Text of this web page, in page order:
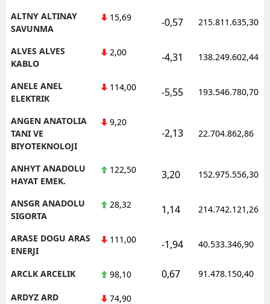
Yalova
Osmaniye
ALTNY ALTINAY
SAVUNMA
15,69 -0,57 215.811.635,30
ALVES ALVES
KABLO
2,00 -4,31 138.249.602,44
ANELE ANEL
ELEKTRIK
114,00 -5,55 193.546.780,70
ANGEN ANATOLIA
TANI VE
BIYOTEKNOLOJI
9,20
-2,13 22.704.862,86
ANHYT ANADOLU
HAYAT EMEK.
122,50 3,20 152.975.556,30
ANSGR ANADOLU
SIGORTA
28,32 1,14 214.742.121,26
ARASE DOGU ARAS
ENERJI
111,00 -1,94 40.533.346,90
ARCLK ARCELIK 98,10 0,67 91.478.150,40
ARDYZ ARD
74,90